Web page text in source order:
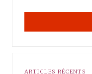
ARTICLES RÉCENTS